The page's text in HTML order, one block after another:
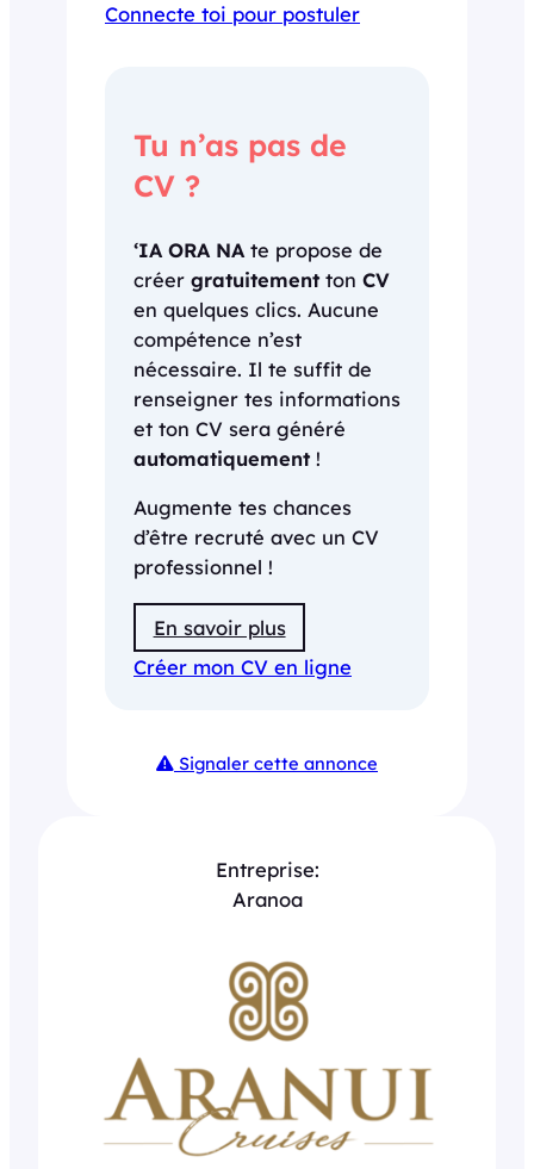
Connecte toi pour postuler
Tu n’as pas de
CV ?
‘IA ORA NA te propose de
créer gratuitementton CV
en quelques clics. Aucune
compétence n’est
nécessaire. Il te suffit de
renseigner tes informations
et ton CV sera généré
automatiquement!
Augmente tes chances
d’être recruté avec un CV
professionnel !
En savoir plus
Créer mon CV en ligne
Signaler cette annonce
Entreprise:
Aranoa